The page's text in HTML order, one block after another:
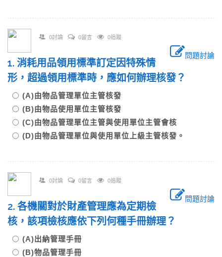
0討論 0留言 0追蹤
問題討論
1. 消耗用品領用標準訂定因特殊情
形，超過領用標準時，應如何辦理核發？
(A)由物品管理單位主管核發
(B)由物品使用單位主管核發
(C)由物品管理單位主管與使用單位主管會核
(D)由物品管理單位與使用單位上級主管核發。
0討論 0留言 0追蹤
問題討論
2. 各機關對於財產管理應為定期檢
核，該項檢核應依下列何種手冊辦理？
(A)出納管理手冊
(B)物品管理手冊